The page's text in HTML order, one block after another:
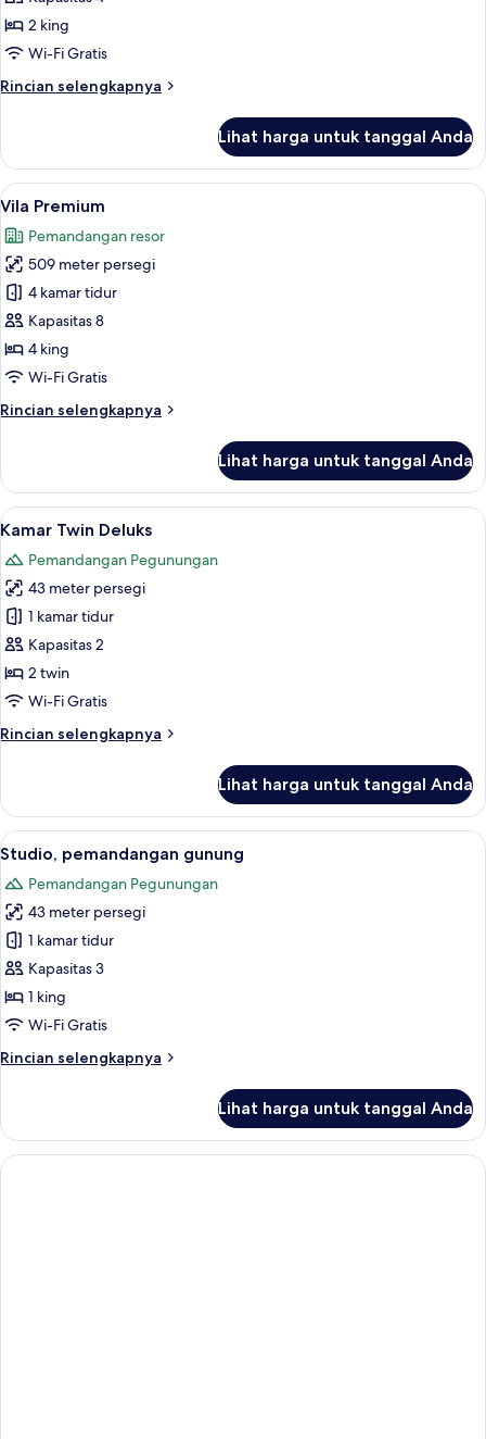
2 king
Wi-Fi Gratis
Rincian selengkapnya
Rincian
Vila
(Town)
Lihat harga untuk tanggal Anda
Lihat
semua
foto
untuk
Vila
Premium
Vila Premium | Area keluarga |
10
Vila Premium
Pemandangan resor
509 meter persegi
4 kamar tidur
Kapasitas 8
4 king
Wi-Fi Gratis
Rincian selengkapnya
Rincian
Vila
Premium
Lihat harga untuk tanggal Anda
Lihat
semua
foto
untuk
Kamar
Twin
Deluks
Kamar Twin Deluks | Minibar,
7
Kamar Twin Deluks
Pemandangan Pegunungan
43 meter persegi
1 kamar tidur
Kapasitas 2
2 twin
Wi-Fi Gratis
Rincian selengkapnya
Rincian
Kamar
Twin
Deluks
Lihat harga untuk tanggal Anda
Lihat
semua
foto
untuk
Studio,
pemandangan
gunung
Studio, pemandangan gunung |
7
Studio, pemandangan gunung
Pemandangan Pegunungan
43 meter persegi
1 kamar tidur
Kapasitas 3
1 king
Wi-Fi Gratis
Rincian selengkapnya
Rincian
Studio,
pemandangan
gunung
Lihat harga untuk tanggal Anda